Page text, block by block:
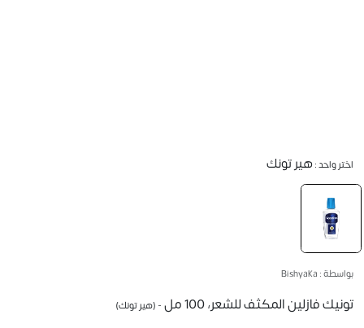
اختر واحد :هير تونك
بواسطة : Bishyaka
تونيك فازلين المكثف للشعر، 100 مل - (هير تونك)